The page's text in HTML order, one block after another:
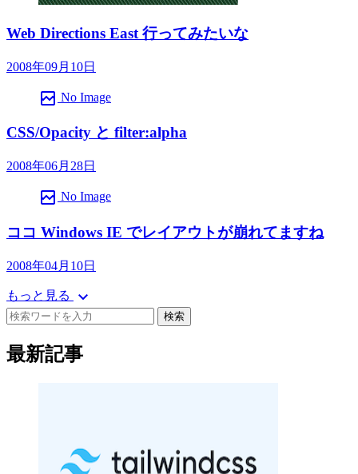
Web Directions East 行ってみたいな
2008年09月10日
broken_image No Image
CSS/Opacity と filter:alpha
2008年06月28日
broken_image No Image
ココ Windows IE でレイアウトが崩れてますね
2008年04月10日
もっと見る expand_more
検索
最新記事